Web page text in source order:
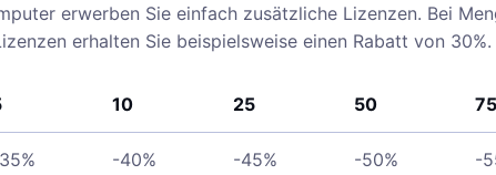
erwerben Sie einfach zusätzliche Lizenzen. Bei
erhalten Sie beispielsweise einen Rabatt von 30%.
10 25 50 75
-40% -45% -50% -